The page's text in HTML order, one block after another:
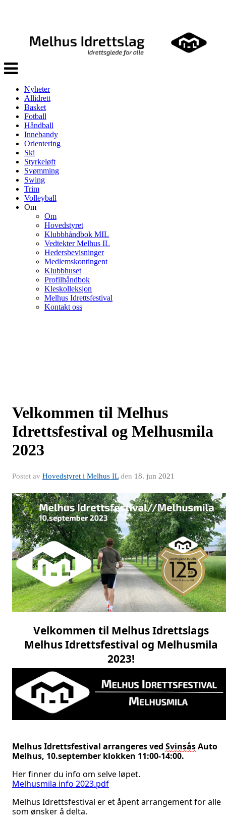
Veksle
navigasjon
Nyheter
Allidrett
Basket
Fotball
Håndball
Innebandy
Orientering
Ski
Styrkeløft
Svømming
Swing
Trim
Volleyball
Om
Om
Hovedstyret
Klubbhåndbok MIL
Vedtekter Melhus IL
Hedersbevisninger
Medlemskontingent
Klubbhuset
Profilhåndbok
Kleskolleksjon
Melhus Idrettsfestival
Kontakt oss
Velkommen til Melhus
Idrettsfestival og Melhusmila
2023
Postet av Hovedstyret i Melhus ILden 18. jun 2021
Velkommen til Melhus Idrettslags
Melhus Idrettsfestival og Melhusmila
2023!
Melhus Idrettsfestival arrangeres ved SvinsåsAuto
Melhus, 10.september klokken 11:00-14:00.
Her finner du info om selve løpet.
Melhusmila info 2023.pdf
Melhus Idrettsfestival er et åpent arrangement for alle
som ønsker å delta.